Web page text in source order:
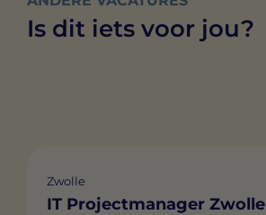
Is dit iets voor jou?
Zwolle
IT Projectmanager Zwolle